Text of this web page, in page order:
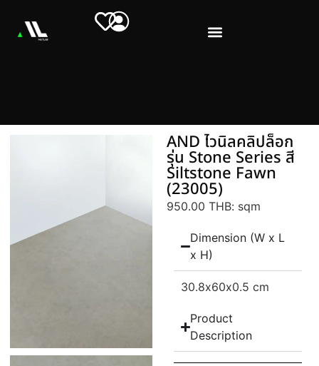
AND ไวนิลคลิปล็อก
รุ่น Stone Series สี
Siltstone Fawn
(23005)
950.00 THB: sqm
Dimension (W x L
x H)
30.8x60x0.5 cm
Product
Description